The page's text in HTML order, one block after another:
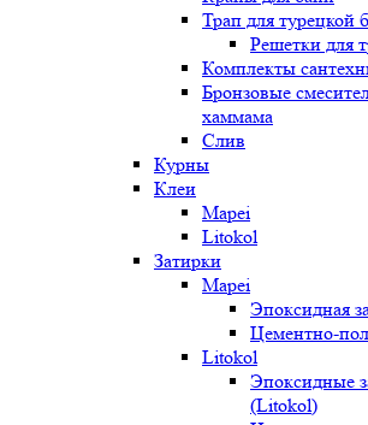
Трап для турецкой
Решетки для
Комплекты
Бронзовые
хаммама
Слив
Курны
Клеи
Mapei
Litokol
Затирки
Mapei
Эпоксидная
Цементно-
Litokol
Эпоксидные
(Litokol)